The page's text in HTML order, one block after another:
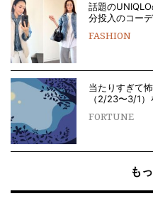
話題の
分投入のコー
FASHION
当たりすぎて
（2/23〜3/1
FORTUNE
も